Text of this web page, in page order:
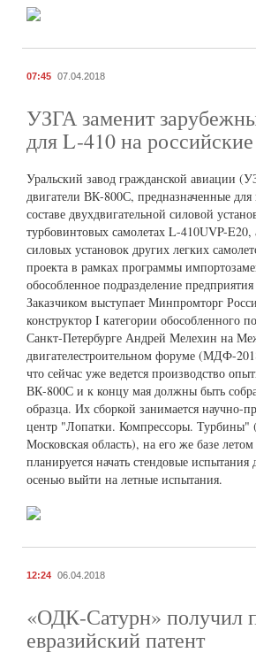
07:45 07.04.2018
УЗГА заменит
для L-410 на российские
Уральский завод гражданской авиации
двигатели ВК-800С, предназначенные
составе двухдвигательной силовой
турбовинтовых самолетах L-410UVP-E20,
силовых установок других легких
проекта в рамках программы
обособленное подразделение
Заказчиком выступает Минпромторг
конструктор I категории обособленного
Санкт-Петербурге Андрей Мелехин на
двигателестроительном форуме (МДФ-
что сейчас уже ведется производство
ВК-800С и к концу мая должны быть
образца. Их сборкой занимается научно-
центр "Лопатки. Компрессоры.
Московская область), на его же базе летом
планируется начать стендовые испытания
осенью выйти на летные испытания.
12:24 06.04.2018
«ОДК-Сатурн» получил
евразийский патент